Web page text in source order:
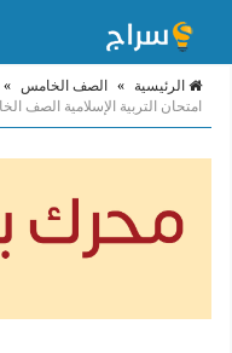
الرئيسية » الصف الخامس »
امتحان التربية الإسلامية الصف